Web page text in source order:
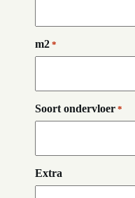
m2 *
Soort ondervloer *
Extra